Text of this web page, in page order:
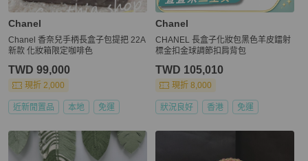
Chanel
Chanel 香奈兒手柄長盒子包提把 22A
新款 化妝箱限定咖啡色
TWD 99,000
現折 2,000
近新閒置品 本地 免運
Chanel
CHANEL 長盒子化妝包黑色羊皮鐳射
標金扣金球調節扣肩背包
TWD 105,010
現折 8,000
狀況良好 香港 免運